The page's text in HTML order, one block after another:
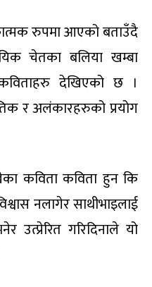
रुपमा आएको बताउँदै
चेतका बलिया खम्बा
देखिएको छ ।
र अलंकारहरुको प्रयोग
कविता कविता हुन कि
नलागेर साथीभाइलाई
गरिदिनाले यो